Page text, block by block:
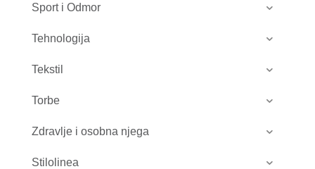
Sport i Odmor
Tehnologija
Tekstil
Torbe
Zdravlje i osobna njega
Stilolinea